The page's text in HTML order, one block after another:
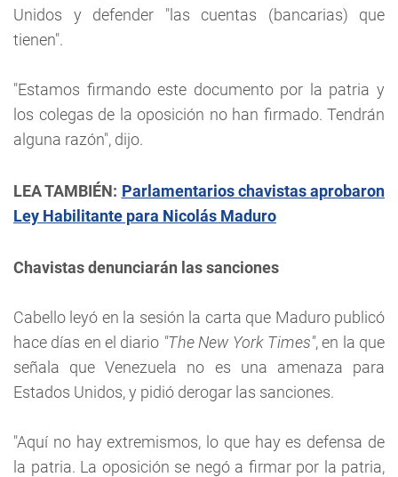
Unidos y defender "las cuentas (bancarias) que
tienen".
"Estamos firmando este documento por la patria y
los colegas de la oposición no han firmado. Tendrán
alguna razón", dijo.
LEA TAMBIÉN: Parlamentarios chavistas aprobaron
Ley Habilitante para Nicolás Maduro
Chavistas denunciarán las sanciones
Cabello leyó en la sesión la carta que Maduro publicó
hace días en el diario "The New York Times", en la que
señala que Venezuela no es una amenaza para
Estados Unidos, y pidió derogar las sanciones.
"Aquí no hay extremismos, lo que hay es defensa de
la patria. La oposición se negó a firmar por la patria,